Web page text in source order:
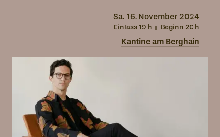
Sa. 16. November 2024
Einlass 19 h Beginn 20 h
Kantine am Berghain